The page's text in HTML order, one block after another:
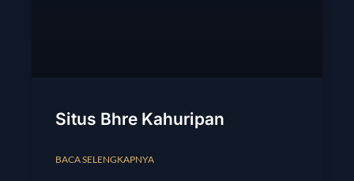
Situs Bhre Kahuripan
BACA SELENGKAPNYA